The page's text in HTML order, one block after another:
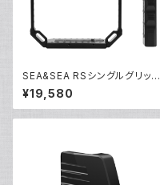
SEA&SEA RSシングルグリップ
セット [22520/22521]
¥19,580